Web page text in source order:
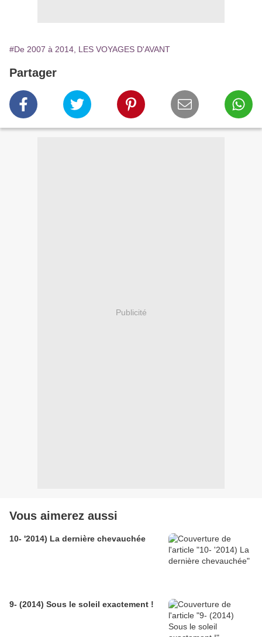
#De 2007 à 2014, LES VOYAGES D'AVANT
Partager
Publicité
Vous aimerez aussi
10- '2014) La dernière chevauchée
9- (2014) Sous le soleil exactement !